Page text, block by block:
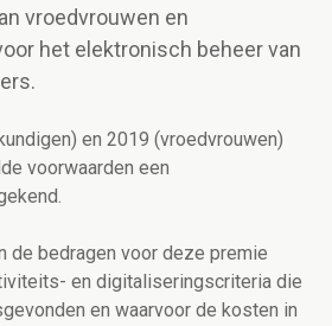
vroedvrouwen en
het elektronisch beheer van
en 2019 (vroedvrouwen)
voorwaarden een
de bedragen voor deze premie
en digitaliseringscriteria die
en waarvoor de kosten in